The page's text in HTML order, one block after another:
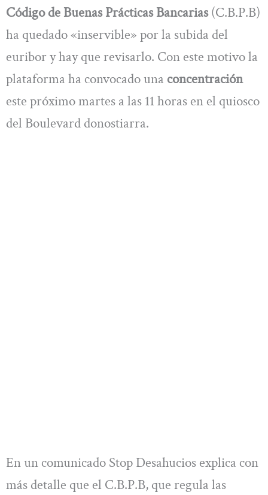
Código de Buenas Prácticas Bancarias(C.B.P.B)
ha quedado «inservible» por la subida del
euribor y hay que revisarlo. Con este motivo la
plataforma ha convocado una concentración
este próximo martes a las 11 horas en el quiosco
del Boulevard donostiarra.
En un comunicado Stop Desahucios explica con
más detalle que el C.B.P.B, que regula las